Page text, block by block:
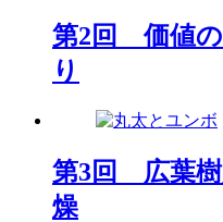
第2回 価値の
り
第3回 広葉樹
燥